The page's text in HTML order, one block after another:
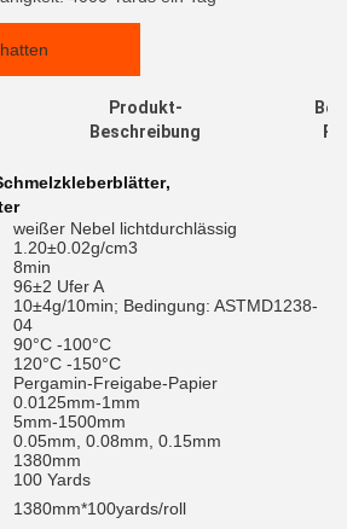
Produkt-
Beschreibung
,
weißer Nebel lichtdurchlässig
1.20±0.02g/cm3
8min
96±2 Ufer A
10±4g/10min; Bedingung: ASTMD1238-
04
90°C -100°C
120°C -150°C
Pergamin-Freigabe-Papier
0.0125mm-1mm
5mm-1500mm
0.05mm, 0.08mm, 0.15mm
1380mm
100 Yards
1380mm*100yards/roll